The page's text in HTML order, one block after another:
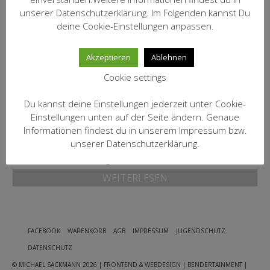
MEIN KONTO
Datenschutzbelehrung
Widerrufsbelehrung
Zahlungsarten
WEIN-ABO
ZUR PERSON
inkl. 19 % MwSt.
zzgl.Versandkosten
IN DEN WARENKORB
Billaud-Simon
25,00 €
inkl. 19 % MwSt.
WEITERLESEN
FACEBOOK WARENKORB AGB IMPRESSUM
JUGENDSCHUTZ
DATENSCHUTZ
© MICHAEL SACKMANN 2026 | FRONTEND & WEBDESIGN | BENDERTAINMENT |
unserer Datenschutzerklärung. Im Folgenden kannst Du
deine Cookie-Einstellungen anpassen.
Akzeptieren Ablehnen
Cookie settings
Du kannst deine Einstellungen jederzeit unter Cookie-
Einstellungen unten auf der Seite ändern. Genaue
Informationen findest du in unserem Impressum bzw.
unserer Datenschutzerklärung.